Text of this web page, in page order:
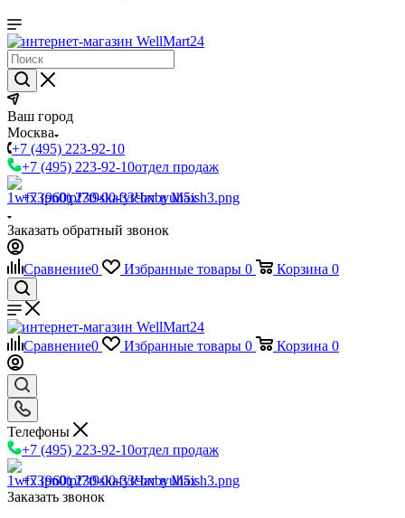
Ваш город
Москва
+7 (495) 223-92-10
+7 (495) 223-92-10отдел продаж
+7 (960) 230-00-33Чат в Max
Заказать обратный звонок
Сравнение0 Избранные товары 0 Корзина 0
Сравнение0 Избранные товары 0 Корзина 0
Телефоны
+7 (495) 223-92-10отдел продаж
+7 (960) 230-00-33Чат в Max
Заказать звонок